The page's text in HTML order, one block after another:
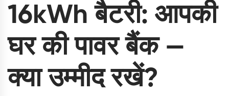
16kWh बैटरी: आपकी
घर की पावर बैंक —
क्या उम्मीद रखें?